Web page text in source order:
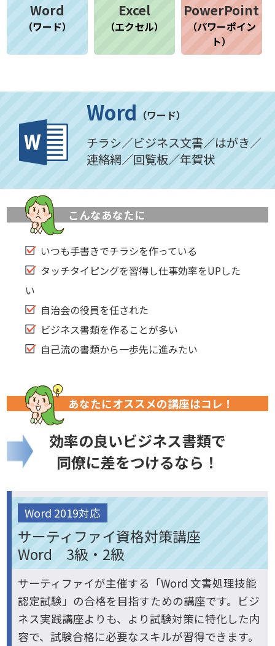
Word
（ワード）
Excel
（エクセル）
PowerPoint
（パワーポイン
ト）
Word （ワード）
チラシ／ビジネス文書／はがき／
連絡網／回覧板／年賀状
こんなあなたに
いつも手書きでチラシを作っている
タッチタイピングを習得し仕事効率をUPした
い
自治会の役員を任された
ビジネス書類を作ることが多い
自己流の書類から一歩先に進みたい
あなたにオススメの講座はコレ！
効率の良いビジネス書類で
同僚に差をつけるなら！
Word 2019対応
サーティファイ資格対策講座
Word 3級・2級
サーティファイが主催する「Word 文書処理技能
認定試験」の合格を目指すための講座です。ビジ
ネス実践講座よりも、より試験対策に特化した内
容で、試験合格に必要なスキルが習得できます。